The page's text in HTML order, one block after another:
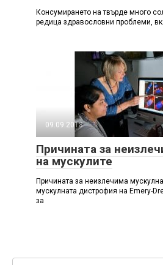
Консумирането на твърде много
редица здравословни проблеми,
09.09.2018
Причината за
на мускулите
Причината за неизлечима
мускулната дистрофия на Emery-
за